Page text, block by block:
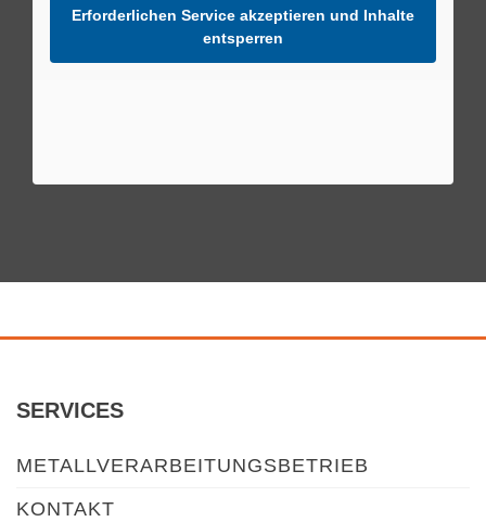
Erforderlichen Service akzeptieren und Inhalte
entsperren
SERVICES
METALLVERARBEITUNGSBETRIEB
KONTAKT